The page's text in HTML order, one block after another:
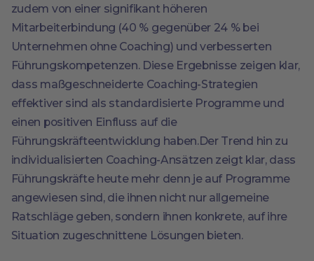
zudem von einer signifikant höheren
Mitarbeiterbindung (40 % gegenüber 24 % bei
Unternehmen ohne Coaching) und verbesserten
Führungskompetenzen. Diese Ergebnisse zeigen klar,
dass maßgeschneiderte Coaching-Strategien
effektiver sind als standardisierte Programme und
einen positiven Einfluss auf die
Führungskräfteentwicklung haben.Der Trend hin zu
individualisierten Coaching-Ansätzen zeigt klar, dass
Führungskräfte heute mehr denn je auf Programme
angewiesen sind, die ihnen nicht nur allgemeine
Ratschläge geben, sondern ihnen konkrete, auf ihre
Situation zugeschnittene Lösungen bieten.